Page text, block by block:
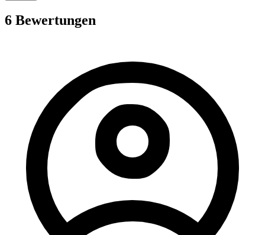
6 Bewertungen